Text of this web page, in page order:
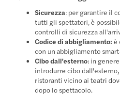
Sicurezza: per garantire il
tutti gli spettatori, è
controlli di sicurezza
Codice di abbigliamento: è
con un abbigliamento
Cibo dall'esterno: in
introdurre cibo
ristoranti vicino ai teatri
dopo lo spettacolo.